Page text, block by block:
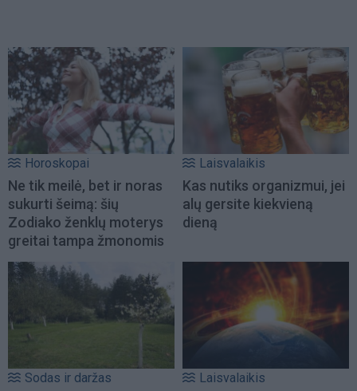
Horoskopai
Ne tik meilė, bet ir noras
sukurti šeimą: šių
Zodiako ženklų moterys
greitai tampa žmonomis
Laisvalaikis
Kas nutiks organizmui, jei
alų gersite kiekvieną
dieną
Sodas ir daržas Laisvalaikis